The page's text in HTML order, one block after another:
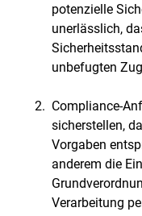
potenzielle
unerlässlich,
unbefugten
Compliance-
sicherstellen,
Vorgaben
anderem die
Verarbeitung